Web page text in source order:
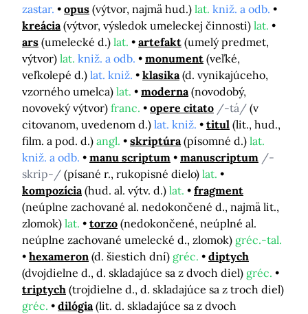
zastar.
opus (výtvor, najmä hud.) lat. kniž. a odb.
kreácia (výtvor, výsledok umeleckej činnosti) lat.
ars (umelecké d.) lat. artefakt (umelý predmet,
výtvor) lat. kniž. a odb. monument (veľké,
veľkolepé d.) lat. kniž. klasika (d. vynikajúceho,
vzorného umelca) lat. moderna (novodobý,
novoveký výtvor) franc. opere citato /-tá/ (v
citovanom, uvedenom d.) lat. kniž. titul (lit., hud.,
film. a pod. d.) angl. skriptúra (písomné d.) lat.
kniž. a odb.
manu scriptum manuscriptum /-
skrip-/ (písané r., rukopisné dielo) lat.
kompozícia (hud. al. výtv. d.) lat.
fragment
(neúplne zachované al. nedokončené d., najmä lit.,
zlomok) lat. torzo (nedokončené, neúplné al.
neúplne zachované umelecké d., zlomok) gréc.-tal.
hexameron (d. šiestich dní) gréc.
diptych
(dvojdielne d., d. skladajúce sa z dvoch diel) gréc.
triptych (trojdielne d., d. skladajúce sa z troch diel)
gréc.
dilógia (lit. d. skladajúce sa z dvoch